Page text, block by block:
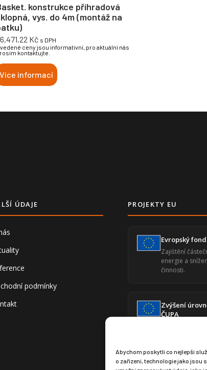
Abychom poskytli co nejlepší
o zařízení, technologie jako jsou
konstrukce příhradová
vys. do 4m (montáž na
Kč s DPH
ceny jsou informativní, pro aktuální nás
kontaktujte.
Více informací
ÚDAJE
podmínky
PROJEKTY EU
Evropský
Zajištění
energie a
činnosti.
Zvýšení
ČUPA
Posílení
moderního